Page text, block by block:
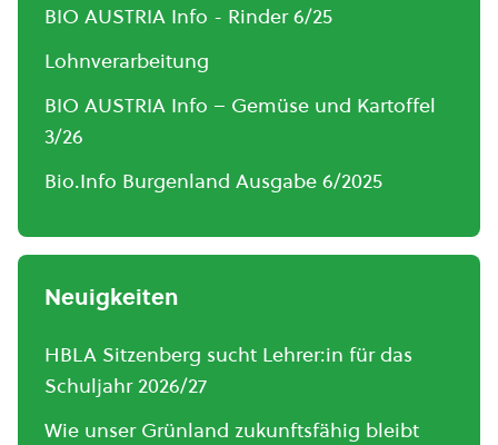
BIO AUSTRIA Info - Rinder 6/25
Lohnverarbeitung
BIO AUSTRIA Info – Gemüse und Kartoffel
3/26
Bio.Info Burgenland Ausgabe 6/2025
Neuigkeiten
HBLA Sitzenberg sucht Lehrer:in für das
Schuljahr 2026/27
Wie unser Grünland zukunftsfähig bleibt